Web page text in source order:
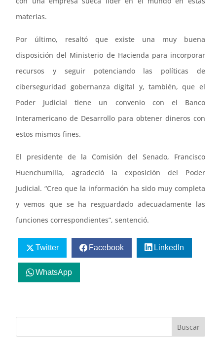
materias.
Por último, resaltó que existe una muy buena
disposición del Ministerio de Hacienda para incorporar
recursos y seguir potenciando las políticas de
ciberseguridad gobernanza digital y, también, que el
Poder Judicial tiene un convenio con el Banco
Interamericano de Desarrollo para obtener dineros con
estos mismos fines.
El presidente de la Comisión del Senado, Francisco
Huenchumilla, agradeció la exposición del Poder
Judicial. “Creo que la información ha sido muy completa
y vemos que se ha resguardado adecuadamente las
funciones correspondientes”, sentenció.
Twitter Facebook LinkedIn
WhatsApp